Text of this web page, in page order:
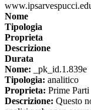
Nome
Tipologia
Proprieta
Descrizione
Durata
Nome: _pk_id.1.839e
Tipologia: analitico
Proprieta: Prime Parti
Descrizione: Questo